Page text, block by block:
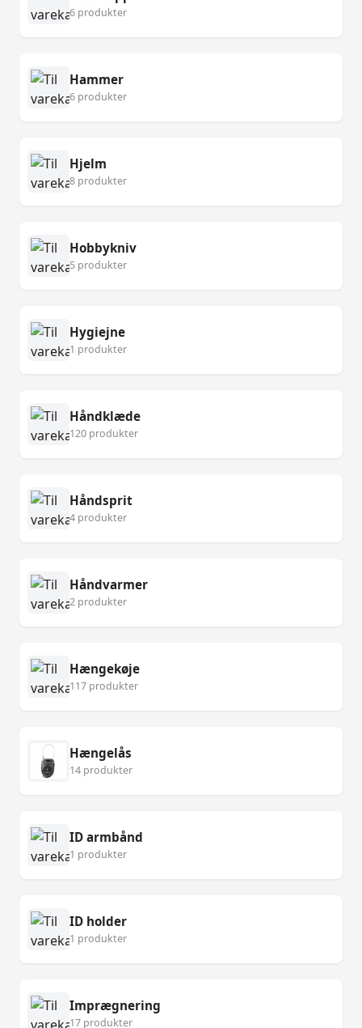
6 produkter
Hammer
6 produkter
Hjelm
8 produkter
Hobbykniv
5 produkter
Hygiejne
1 produkter
Håndklæde
120 produkter
Håndsprit
4 produkter
Håndvarmer
2 produkter
Hængekøje
117 produkter
Hængelås
14 produkter
ID armbånd
1 produkter
ID holder
1 produkter
Imprægnering
17 produkter